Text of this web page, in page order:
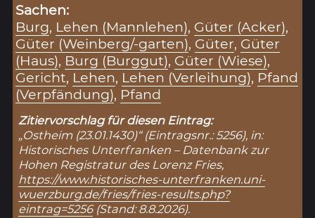
Sachen:
Burg, Lehen (Mannlehen), Güter (Acker),
Güter (Weinberg/-garten), Güter, Güter
(Haus), Burg (Burggut), Güter (Wiese),
Gericht, Lehen, Lehen (Verleihung), Pfand
(Verpfändung), Pfand
Zitiervorschlag für diesen Eintrag:
„Ostheim (23.01.1430)“ (Eintragsnr.: 5256), in:
Historisches Unterfranken – Datenbank zur
Hohen Registratur des Lorenz Fries,
https://www.historisches-unterfranken.uni-
wuerzburg.de/fries/fries-results.php?
eintrag=5256(Stand: 8.8.2026).